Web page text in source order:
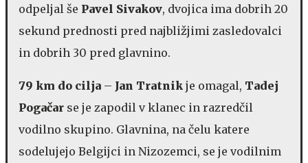
odpeljal še Pavel Sivakov, dvojica ima dobrih 20
sekund prednosti pred najbližjimi zasledovalci
in dobrih 30 pred glavnino.
79 km do cilja – Jan Tratnik je omagal, Tadej
Pogačar se je zapodil v klanec in razredčil
vodilno skupino. Glavnina, na čelu katere
sodelujejo Belgijci in Nizozemci, se je vodilnim